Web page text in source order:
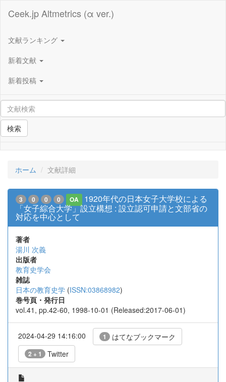
Ceek.jp Altmetrics (α ver.)
文献ランキング
新着文献
新着投稿
検索
ホーム 文献詳細
3 0 0 0 OA
1920年代の日本女子大学校による
「女子綜合大学」設立構想 : 設立認可申請と文部省の
対応を中心として
著者
湯川 次義
出版者
教育史学会
雑誌
日本の教育史学 (ISSN:03868982)
巻号頁・発行日
vol.41, pp.42-60, 1998-10-01 (Released:2017-06-01)
2024-04-29 14:16:00 1 はてなブックマーク
2 + 1 Twitter